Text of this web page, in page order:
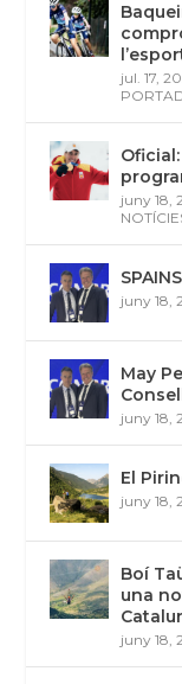
jul. 17,
juny 18,
juny 18,
May
juny 18,
El
juny 18,
Boí
una
juny 18,